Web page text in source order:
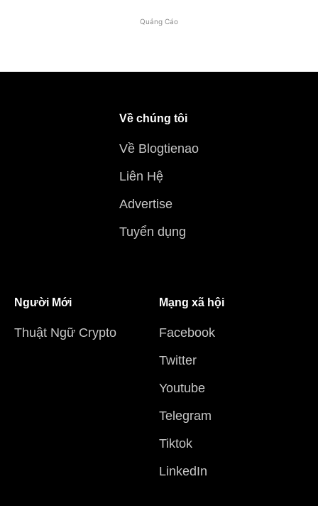
Quảng Cáo
Về chúng tôi
Về Blogtienao
Liên Hệ
Advertise
Tuyển dụng
Người Mới
Thuật Ngữ Crypto
Mạng xã hội
Facebook
Twitter
Youtube
Telegram
Tiktok
LinkedIn